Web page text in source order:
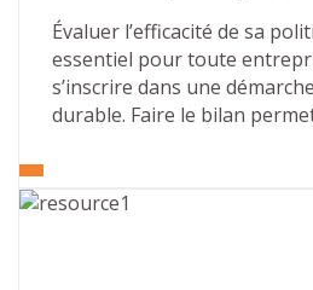
Évaluer l’efficacité de sa
essentiel pour toute
s’inscrire dans une
durable. Faire le bilan
d’identifier les axes
vous présente les points